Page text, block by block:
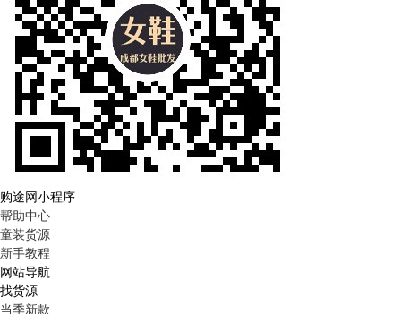
购途网小程序
帮助中心
童装货源
新手教程
网站导航
找货源
当季新款